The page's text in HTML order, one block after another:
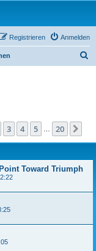
Anmelden
Registrieren
20
3 4 5 20
Toward Triumph